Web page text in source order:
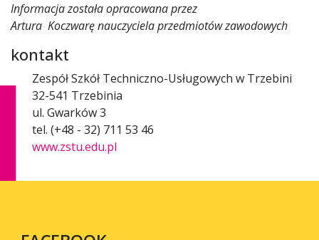
Informacja została opracowana przez
Artura Koczwarę nauczyciela przedmiotów zawodowych
kontakt
Zespół Szkół Techniczno-Usługowych w Trzebini
32-541 Trzebinia
ul. Gwarków 3
tel. (+48 - 32) 711 53 46
www.zstu.edu.pl